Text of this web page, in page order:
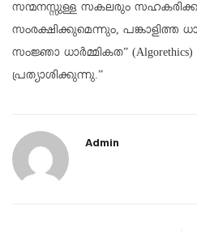
സന്മനസ്സുള്ള സകലരും
സംരക്ഷിക്കുമെന്നും, പങ്കാളിത്ത
സംജ്ഞാ ധാർമ്മികത”
പ്രത്യാശിക്കുന്നു.”
Admin